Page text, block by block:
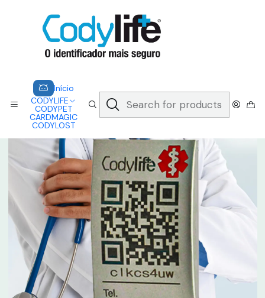
Início
CODYLIFE
CODYPET
CARDMAGIC
CODYLOST
A CODYLIFE PERMITE AOS SOCORRISTAS ACEDER
INSTANTANEAMENTE AOS SEUS DADOS ATRAVÉS DE UM QR CODE
Saber mais